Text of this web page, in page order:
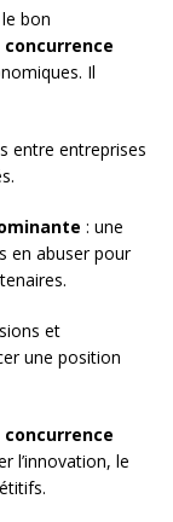
bon
concurrence
Il
entre entreprises
: une
en abuser pour
et
une position
l’innovation, le